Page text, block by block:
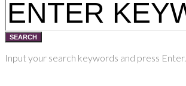
SEARCH
Input your search keywords and press Enter.